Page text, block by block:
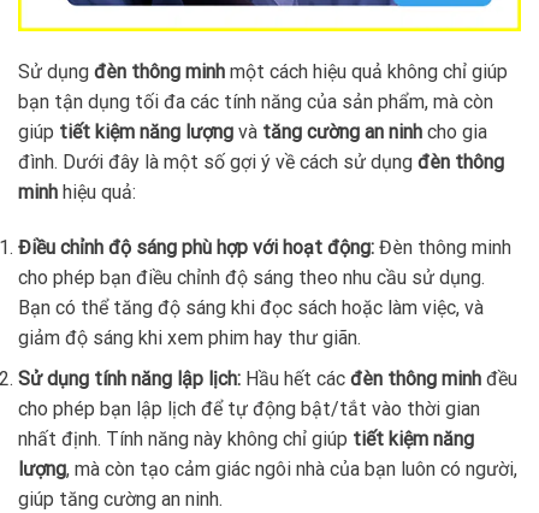
Sử dụng đèn thông minh một cách hiệu quả không chỉ giúp
bạn tận dụng tối đa các tính năng của sản phẩm, mà còn
giúp tiết kiệm năng lượng và tăng cường an ninh cho gia
đình. Dưới đây là một số gợi ý về cách sử dụng đèn thông
minh hiệu quả:
Điều chỉnh độ sáng phù hợp với hoạt động: Đèn thông minh
cho phép bạn điều chỉnh độ sáng theo nhu cầu sử dụng.
Bạn có thể tăng độ sáng khi đọc sách hoặc làm việc, và
giảm độ sáng khi xem phim hay thư giãn.
Sử dụng tính năng lập lịch: Hầu hết các đèn thông minh đều
cho phép bạn lập lịch để tự động bật/tắt vào thời gian
nhất định. Tính năng này không chỉ giúp tiết kiệm năng
lượng, mà còn tạo cảm giác ngôi nhà của bạn luôn có người,
giúp tăng cường an ninh.